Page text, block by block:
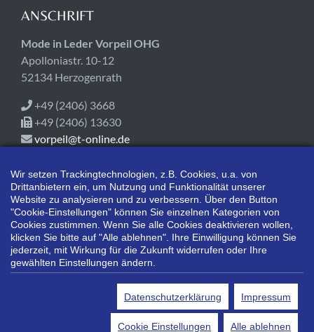
ANSCHRIFT
Mode in Leder Vorpeil OHG
Apolloniastr. 10-12
52134 Herzogenrath
+49 (2406) 3668
+49 (2406) 13630
vorpeil@t-online.de
ÖFFNUNGSZEITEN
Heute geschlossen!
Mo-Fr 09:00-18:00
Sa 10:00-14:00
Bei Preisen, die mit "UVP" gekennzeichnet sind, handelt es sich um
Wir setzen Trackingtechnologien, z.B. Cookies, u.a. von
Drittanbietern ein, um Nutzung und Funktionalität unserer
Website zu analysieren und zu verbessern. Über den Button
"Cookie-Einstellungen" können Sie einzelnen Kategorien von
Cookies zustimmen. Wenn Sie alle Cookies deaktivieren wollen,
klicken Sie bitte auf "Alle ablehnen". Ihre Einwilligung können Sie
jederzeit, mit Wirkung für die Zukunft widerrufen oder Ihre
gewählten Einstellungen ändern.
Datenschutzerklärung Impressum
Cookie Einstellungen Alle ablehnen